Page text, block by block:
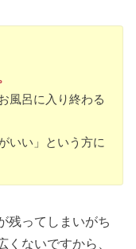
風呂に入り終わる
いい」という方に
残ってしまいがち
ないですから、